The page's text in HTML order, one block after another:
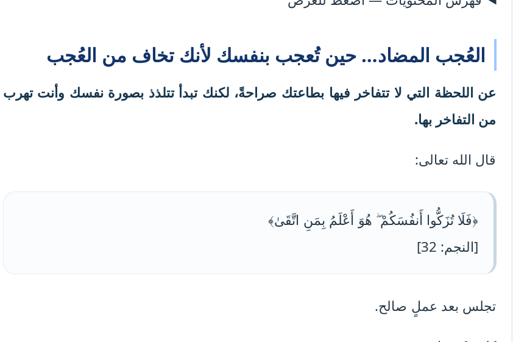
العُجب المضاد… حين تُعجب بنفسك لأنك تخاف من العُجب
عن اللحظة التي لا تتفاخر فيها بطاعتك صراحةً، لكنك تبدأ تتلذذ بصورة نفسك وأنت تهرب
من التفاخر بها.
قال الله تعالى:
﴿فَلَا تُزَكُّوا أَنفُسَكُمْ ۖ هُوَ أَعْلَمُ بِمَنِ اتَّقَىٰ﴾
[النجم: 32]
تجلس بعد عملٍ صالح.